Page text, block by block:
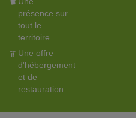
présence sur
tout le
territoire
Une offre
d'hébergement
et de
restauration